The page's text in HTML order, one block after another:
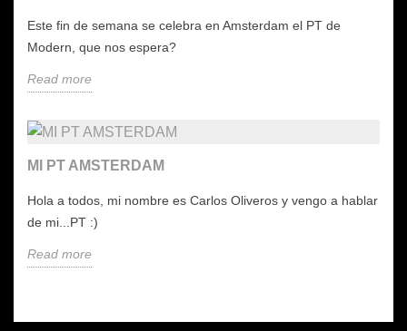
Este fin de semana se celebra en Amsterdam el PT de
Modern, que nos espera?
Read more
MI PT AMSTERDAM
Hola a todos, mi nombre es Carlos Oliveros y vengo a hablar
de mi...PT :)
Read more